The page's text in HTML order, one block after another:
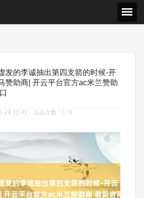
发的李诚抽出第四支箭的时候-开
赞助商| 开云平台官方ac米兰赞助
29 12:41 点击次数：179